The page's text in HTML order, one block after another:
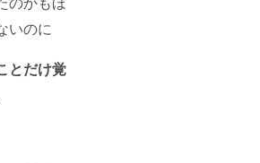
いのに
とだけ覚